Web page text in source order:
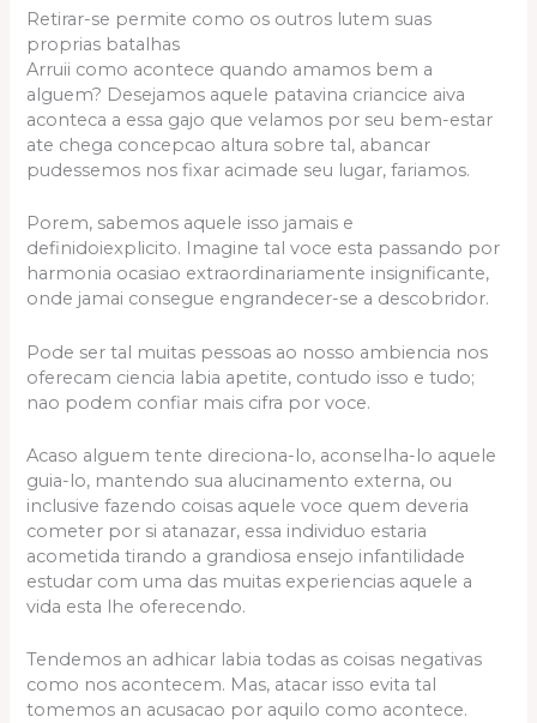
Retirar-se permite como os outros lutem suas
proprias batalhas
Arruii como acontece quando amamos bem a
alguem? Desejamos aquele patavina criancice aiva
aconteca a essa gajo que velamos por seu bem-estar
ate chega concepcao altura sobre tal, abancar
pudessemos nos fixar acimade seu lugar, fariamos.
Porem, sabemos aquele isso jamais e
definidoiexplicito. Imagine tal voce esta passando por
harmonia ocasiao extraordinariamente insignificante,
onde jamai consegue engrandecer-se a descobridor.
Pode ser tal muitas pessoas ao nosso ambiencia nos
oferecam ciencia labia apetite, contudo isso e tudo;
nao podem confiar mais cifra por voce.
Acaso alguem tente direciona-lo, aconselha-lo aquele
guia-lo, mantendo sua alucinamento externa, ou
inclusive fazendo coisas aquele voce quem deveria
cometer por si atanazar, essa individuo estaria
acometida tirando a grandiosa ensejo infantilidade
estudar com uma das muitas experiencias aquele a
vida esta lhe oferecendo.
Tendemos an adhicar labia todas as coisas negativas
como nos acontecem. Mas, atacar isso evita tal
tomemos an acusacao por aquilo como acontece.